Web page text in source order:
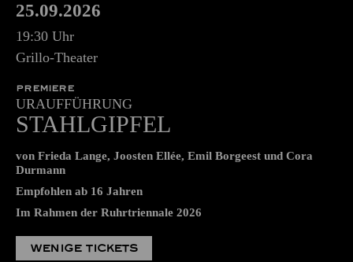
25.09.2026
19:30 Uhr
Grillo-Theater
PREMIERE
URAUFFÜHRUNG
STAHLGIPFEL
von Frieda Lange, Joosten Ellée, Emil Borgeest und Cora
Durmann
Empfohlen ab 16 Jahren
Im Rahmen der Ruhrtriennale 2026
WENIGE TICKETS